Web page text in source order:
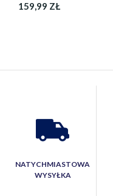
159,99 ZŁ
NATYCHMIASTOWA
WYSYŁKA